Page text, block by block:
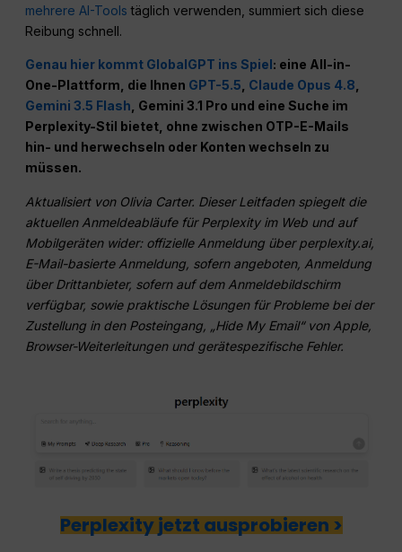
mehrere AI-Tools täglich verwenden, summiert sich diese
Reibung schnell.
Genau hier kommt GlobalGPT ins Spiel : eine All-in-
One-Plattform, die Ihnen GPT-5.5, Claude Opus 4.8,
Gemini 3.5 Flash, Gemini 3.1 Pro und eine Suche im
Perplexity-Stil bietet, ohne zwischen OTP-E-Mails
hin- und herwechseln oder Konten wechseln zu
müssen.
Aktualisiert von Olivia Carter. Dieser Leitfaden spiegelt die
aktuellen Anmeldeabläufe für Perplexity im Web und auf
Mobilgeräten wider: offizielle Anmeldung über perplexity.ai,
E-Mail-basierte Anmeldung, sofern angeboten, Anmeldung
über Drittanbieter, sofern auf dem Anmeldebildschirm
verfügbar, sowie praktische Lösungen für Probleme bei der
Zustellung in den Posteingang, „Hide My Email“ von Apple,
Browser-Weiterleitungen und gerätespezifische Fehler.
Perplexity jetzt ausprobieren >